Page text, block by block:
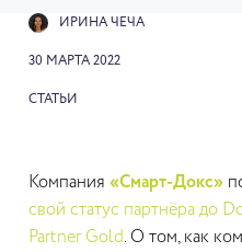
ИРИНА ЧЕЧА
30 МАРТА 2022
СТАТЬИ
Компания «Смарт-Докс»
свой статус партнёра до
Partner Gold. О том, как